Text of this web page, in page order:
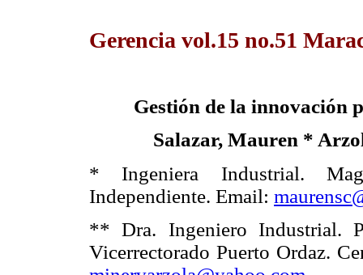
Gerencia vol.15 no.51
Gestión de la innovación
Salazar, Mauren *
* Ingeniera Industrial.
Independiente. Email:
** Dra. Ingeniero Industrial.
Vicerrectorado Puerto Ordaz.